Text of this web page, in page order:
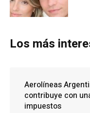
Los más
Aerolíneas
contribuye con
impuestos